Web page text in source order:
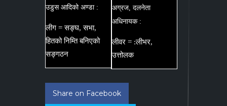
उडुस आदिको अण्डा :
लीग = सङ्घ, सभा,
हितको निम्ति बनिएको
सङ्गठन
अग्रज, दलनेता
अधिनायक :
लीवर = :लीभर,
उत्तोलक
Share on Facebook